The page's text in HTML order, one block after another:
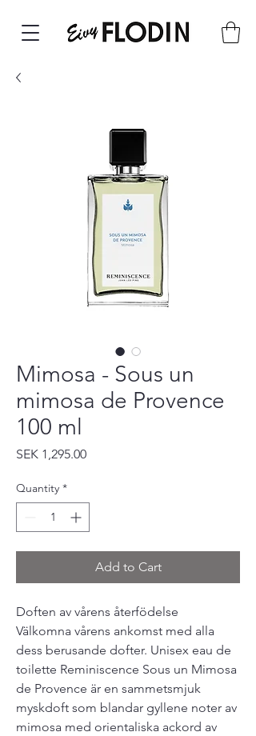
Mimosa - Sous un
mimosa de Provence
100 ml
SEK 1,295.00Price
Quantity *
Add to Cart
Doften av vårens återfödelse
Välkomna vårens ankomst med alla
dess berusande dofter. Unisex eau de
toilette Reminiscence Sous un Mimosa
de Provence är en sammetsmjuk
myskdoft som blandar gyllene noter av
mimosa med orientaliska ackord av